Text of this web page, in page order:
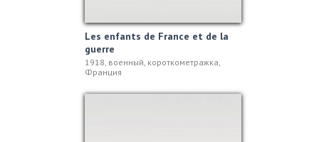
Les enfants de France et de la
guerre
1918, военный, короткометражка,
Франция